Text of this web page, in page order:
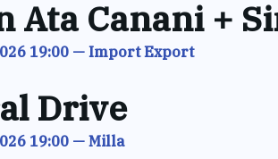
Ata Canani +
19:00 — Import Export
Drive
19:00 — Milla